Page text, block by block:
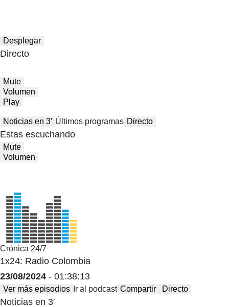
Desplegar
Directo
Mute
Volumen
Play
Noticias en 3′ Últimos programas Directo
Estas escuchando
Mute
Volumen
Crónica 24/7
1x24: Radio Colombia
23/08/2024 - 01:38:13
Ver más episodios Ir al podcast Compartir Directo
Noticias en 3′